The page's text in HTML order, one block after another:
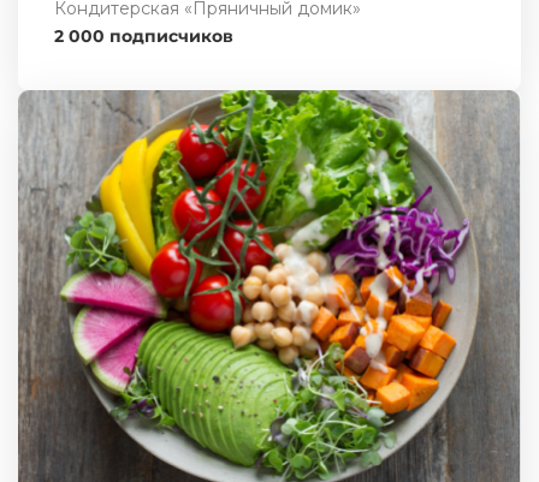
Кондитерская «Пряничный домик»
2 000 подписчиков